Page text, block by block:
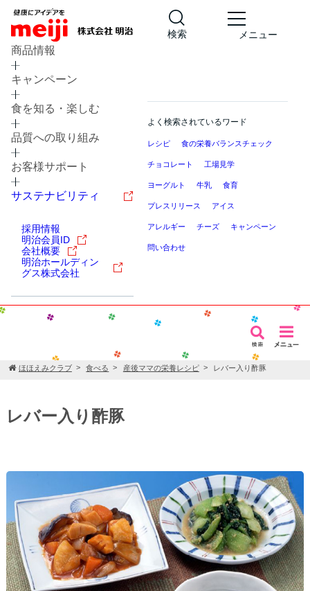
検索 メニュー
商品情報
キャンペーン
食を知る・楽しむ
品質への取り組み
お客様サポート
サステナビリティ
採用情報
明治会員ID
会社概要
明治ホールディン
グス株式会社
よく検索されているワード
レシピ 食の栄養バランスチェック
チョコレート 工場見学
ヨーグルト 牛乳 食育
プレスリリース アイス
アレルギー チーズ キャンペーン
問い合わせ
ほほえみクラブ 食べる 産後ママの栄養レシピ レバー入り酢豚
レバー入り酢豚